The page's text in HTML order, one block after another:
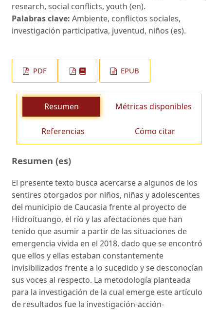
research, social conflicts, youth (en).
Palabras clave: Ambiente, conflictos sociales,
investigación participativa, juventud, niños (es).
PDF EPUB
Resumen Métricas disponibles
Referencias Cómo citar
Resumen (es)
El presente texto busca acercarse a algunos de los
sentires otorgados por niños, niñas y adolescentes
del municipio de Caucasia frente al pro­yecto de
Hidroituango, el río y las afectaciones que han
tenido que asu­mir a partir de las situaciones de
emergencia vivida en el 2018, dado que se encontró
que ellos y ellas estaban constantemente
invisibilizados frente a lo sucedido y se desconocían
sus voces al respecto. La metodo­logía planteada
para la investigación de la cual emerge este artículo
de resultados fue la investigación-acción-